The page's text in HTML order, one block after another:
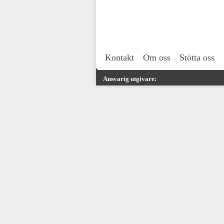
Kontakt Om oss Stötta oss
Ansvarig utgivare: